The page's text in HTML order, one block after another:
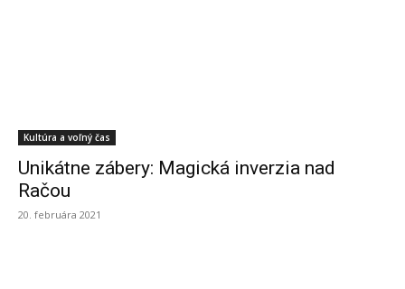
Kultúra a voľný čas
Unikátne zábery: Magická inverzia nad
Račou
20. februára 2021